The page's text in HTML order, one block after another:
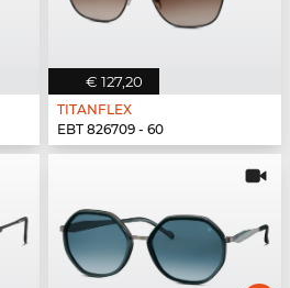
€ 127,20
TITANFLEX
EBT 826709 - 60